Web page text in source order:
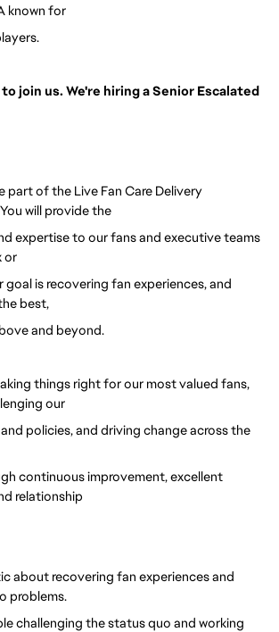
known for
join us. We're hiring a Senior Escalated
part of the Live Fan Care Delivery
will provide the
expertise to our fans and executive teams
or
goal is recovering fan experiences, and
best,
and beyond.
things right for our most valued fans,
our
policies, and driving change across the
continuous improvement, excellent
relationship
about recovering fan experiences and
problems.
challenging the status quo and working